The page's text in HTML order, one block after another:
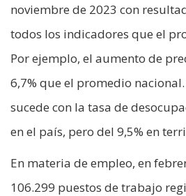
noviembre de 2023 con
todos los indicadores que el
Por ejemplo, el aumento de
6,7% que el promedio
sucede con la tasa de
en el país, pero del 9,5% en
En materia de empleo, en
106.299 puestos de trabajo